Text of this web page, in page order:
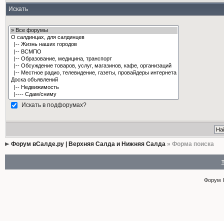
Искать
Искать в подфорумах?
Форум вСалде.ру | Верхняя Салда и Нижняя Салда» Форма поиска
Форум